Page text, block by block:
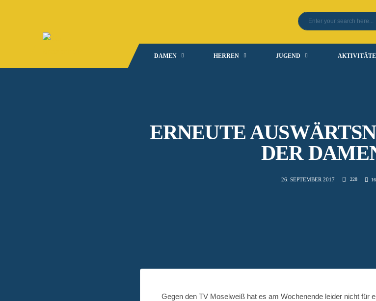
DAMEN HERREN JUGEND
ERNEUTE
DER
26. SEPTEMBER 2017 228
Gegen den TV Moselweiß hat es am Wochenende leider nicht für